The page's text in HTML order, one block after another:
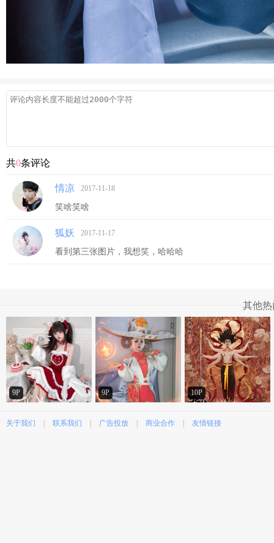
共0条评论
情凉 2017-11-18
笑啥笑啥
狐妖 2017-11-17
看到第三张图片，我想笑，哈哈哈
其他
9P 9P 10P
关于我们 | 联系我们 | 广告投放 | 商业合作 | 友情链接